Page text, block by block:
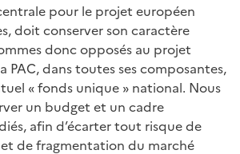
pour le projet européen
doit conserver son caractère
donc opposés au projet
PAC, dans toutes ses composantes,
« fonds unique » national. Nous
un budget et un cadre
afin d’écarter tout risque de
de fragmentation du marché